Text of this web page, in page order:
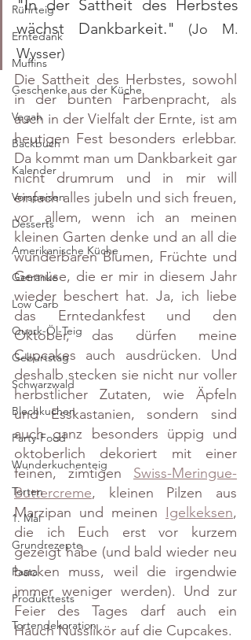
Rührteig
Erntedank
Muffins
Geschenke aus der Küche
Vegan
Backbuch
Kalender
Vorspeisen
Desserts
Amerikanische Küche
Getränke
Low Carb
Quark-Öl-Teig
Geburtstag
Schwarzwald
Blechkuchen
Party-Food
Wunderkuchenteig
Torten
1. Mai
Grundrezepte
Pasta
Produkttests
Tortendekoration
"In der Sattheit des Herbstes
wächst Dankbarkeit." (Jo M.
Wysser)
Die Sattheit des Herbstes, sowohl
in der bunten Farbenpracht, als
auch in der Vielfalt der Ernte, ist am
heutigen Fest besonders erlebbar.
Da kommt man um Dankbarkeit gar
nicht drumrum und in mir will
einfach alles jubeln und sich freuen,
vor allem, wenn ich an meinen
kleinen Garten denke und an all die
wunderbaren Blumen, Früchte und
Gemüse, die er mir in diesem Jahr
wieder beschert hat. Ja, ich liebe
das Erntedankfest und den
Oktober, das dürfen meine
Cupcakes auch ausdrücken. Und
deshalb stecken sie nicht nur voller
herbstlicher Zutaten, wie Äpfeln
und Esskastanien, sondern sind
auch ganz besonders üppig und
oktoberlich dekoriert mit einer
feinen, zimtigen Swiss-Meringue-
Buttercreme, kleinen Pilzen aus
Marzipan und meinen Igelkeksen,
die ich Euch erst vor kurzem
gezeigt habe (und bald wieder neu
backen muss, weil die irgendwie
immer weniger werden). Und zur
Feier des Tages darf auch ein
Hauch Nusslikör auf die Cupcakes.